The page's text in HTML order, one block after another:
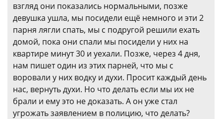
взгляд они показались нормальными, позже
девушка ушла, мы посидели ещё немного и эти 2
парня лягли спать, мы с подругой решили ехать
домой, пока они спали мы посидели у них на
квартире минут 30 и уехали. Позже, через 4 дня,
нам пишет один из этих парней, что мы с
воровали у них водку и духи. Просит каждый день
нас, вернуть духи. Но что делать если мы их не
брали и ему это не доказать. А он уже стал
угрожать заявлением в полицию, что делать?